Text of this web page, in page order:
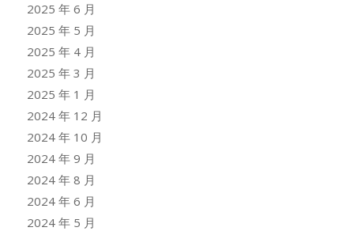
2025 年 6 月
2025 年 5 月
2025 年 4 月
2025 年 3 月
2025 年 1 月
2024 年 12 月
2024 年 10 月
2024 年 9 月
2024 年 8 月
2024 年 6 月
2024 年 5 月